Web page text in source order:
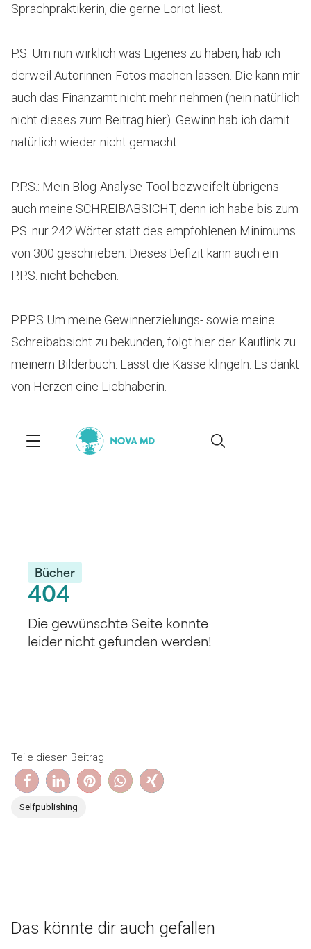
Sprachpraktikerin, die gerne Loriot liest.
P.S. Um nun wirklich was Eigenes zu haben, hab ich
derweil Autorinnen-Fotos machen lassen. Die kann mir
auch das Finanzamt nicht mehr nehmen (nein natürlich
nicht dieses zum Beitrag hier). Gewinn hab ich damit
natürlich wieder nicht gemacht.
P.P.S.: Mein Blog-Analyse-Tool bezweifelt übrigens
auch meine SCHREIBABSICHT, denn ich habe bis zum
P.S. nur 242 Wörter statt des empfohlenen Minimums
von 300 geschrieben. Dieses Defizit kann auch ein
P.P.S. nicht beheben.
P.P.P.S Um meine Gewinnerzielungs- sowie meine
Schreibabsicht zu bekunden, folgt hier der Kauflink zu
meinem Bilderbuch. Lasst die Kasse klingeln. Es dankt
von Herzen eine Liebhaberin.
Teile diesen Beitrag
Selfpublishing
Das könnte dir auch gefallen